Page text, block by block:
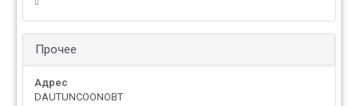
Прочее
Адрес
DAUTUNCOONOBT